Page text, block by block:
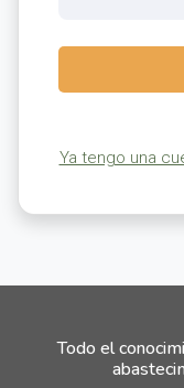
Ya tengo una
Todo el